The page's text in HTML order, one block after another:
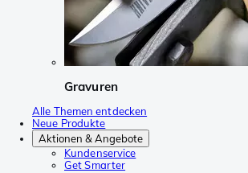
Gravuren
Alle Themen entdecken
Neue Produkte
Aktionen & Angebote
Kundenservice
Get Smarter